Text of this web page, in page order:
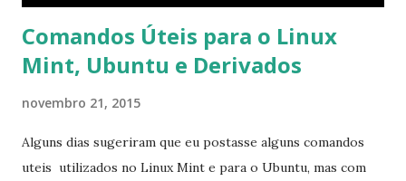
Comandos Úteis para o Linux
Mint, Ubuntu e Derivados
novembro 21, 2015
Alguns dias sugeriram que eu postasse alguns comandos
uteis utilizados no Linux Mint e para o Ubuntu, mas com